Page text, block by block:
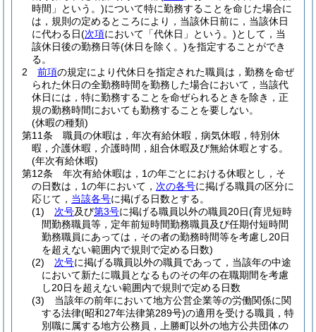
時間」という。)について特に勤務することを命じた場合に
は，規則の定めるところにより，当該休日前に，当該休日
に代わる日(次項において「代休日」という。)として，当
該休日後の勤務日等(休日を除く。)を指定することができ
る。
2
前項の規定により代休日を指定された職員は，勤務を命ぜ
られた休日の全勤務時間を勤務した場合において，当該代
休日には，特に勤務することを命ぜられるときを除き，正
規の勤務時間においても勤務することを要しない。
(休暇の種類)
第11条
職員の休暇は，年次有給休暇，病気休暇，特別休
暇，介護休暇，介護時間，組合休暇及び無給休暇とする。
(年次有給休暇)
第12条
年次有給休暇は，1の年ごとにおける休暇とし，そ
の日数は，1の年において， 次の各号に掲げる職員の区分に
応じて， 当該各号に掲げる日数とする。
(1)
次号及び第3号に掲げる職員以外の職員20日(育児短時
間勤務職員等，定年前短時間勤務職員及び任期付短時間
勤務職員にあっては，その者の勤務時間等を考慮し20日
を超えない範囲内で規則で定める日数)
(2)
次号に掲げる職員以外の職員であって，当該年の中途
において新たに職員となるものその年の在職期間を考慮
し20日を超えない範囲内で規則で定める日数
(3)
当該年の前年において地方公営企業等の労働関係に関
する法律(昭和27年法律第289号)の適用を受ける職員，特
別職に属する地方公務員，上勝町以外の地方公共団体の